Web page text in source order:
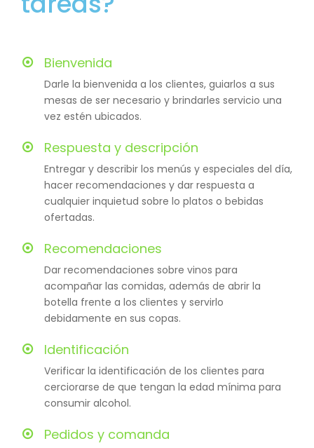
Bienvenida
Darle la bienvenida a los clientes, guiarlos a sus
mesas de ser necesario y brindarles servicio una
vez estén ubicados.
Respuesta y descripción
Entregar y describir los menús y especiales del día,
hacer recomendaciones y dar respuesta a
cualquier inquietud sobre lo platos o bebidas
ofertadas.
Recomendaciones
Dar recomendaciones sobre vinos para
acompañar las comidas, además de abrir la
botella frente a los clientes y servirlo
debidamente en sus copas.
Identificación
Verificar la identificación de los clientes para
cerciorarse de que tengan la edad mínima para
consumir alcohol.
Pedidos y comanda